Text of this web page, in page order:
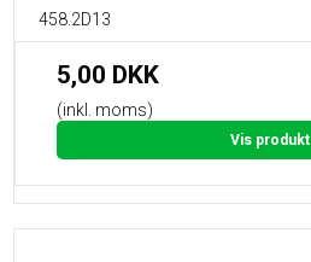
458.2D13
5,00 DKK
(inkl. moms)
Vis produkt